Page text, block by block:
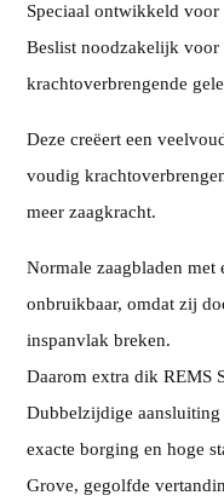
Speciaal ontwikkeld voor
Beslist noodzakelijk voor
krachtoverbrengende
Deze creëert een
voudig
meer zaagkracht.
Normale zaagbladen
onbruikbaar, omdat zij
inspanvlak breken.
Daarom extra dik REMS
Dubbelzijdige
exacte borging en hoge
Grove, gegolfde